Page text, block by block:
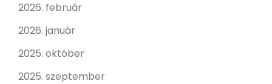
2026. február
2026. január
2025. október
2025. szeptember